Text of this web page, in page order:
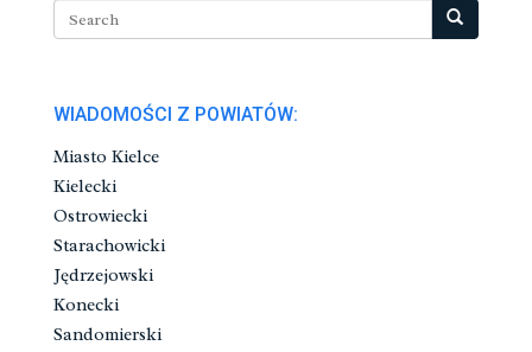
WIADOMOŚCI Z POWIATÓW:
Miasto Kielce
Kielecki
Ostrowiecki
Starachowicki
Jędrzejowski
Konecki
Sandomierski